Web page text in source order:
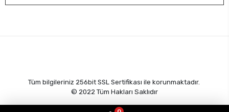
Tüm bilgileriniz 256bit SSL Sertifikası ile korunmaktadır.
© 2022 Tüm Hakları Saklıdır